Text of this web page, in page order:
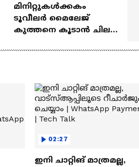
മിനിറ്റുകൾക്കകം
ടൂവീലർ മൈലേജ്
കുത്തനെ കൂടാൻ ചില
02:27
ഇനി ചാറ്റിങ് മാത്രമല്ല,